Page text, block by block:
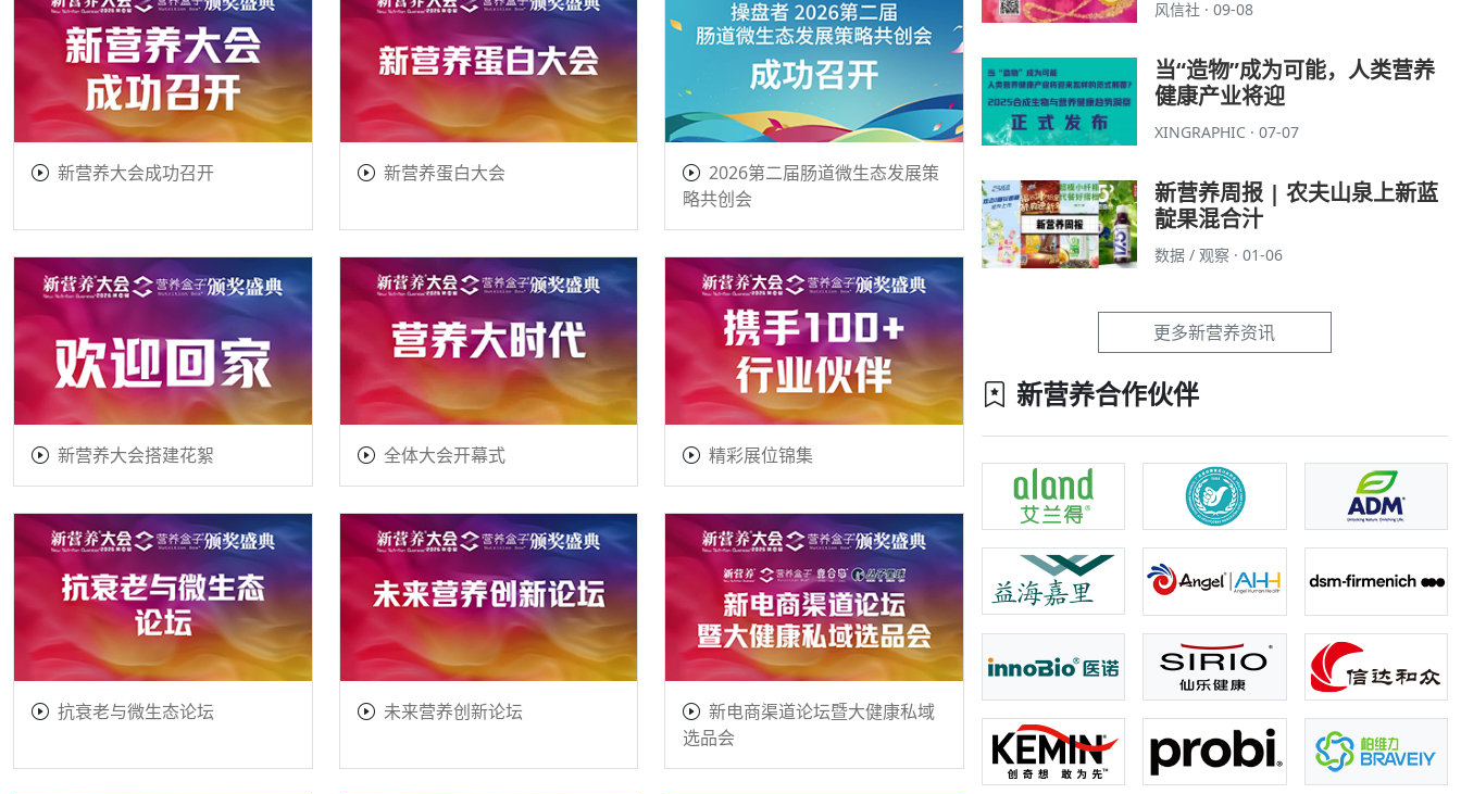
新营养大会成功召开 新营养蛋白大会
2026第二届肠道微生态发展策
略共创会
新营养大会搭建花絮 全体大会开幕式 精彩展位锦集
抗衰老与微生态论坛 未来营养创新论坛
新电商渠道论坛暨大健康私域
选品会
风信社 · 09-08
当“造物”成为可能，人类营养
健康产业将迎
XINGRAPHIC · 07-07
新营养周报 | 农夫山泉上新蓝
靛果混合汁
数据 / 观察 · 01-06
更多新营养资讯
新营养合作伙伴